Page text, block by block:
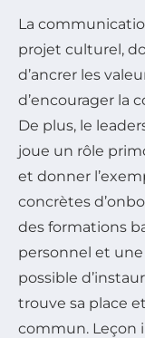
La
projet culturel,
d’ancrer les
d’encourager la
De plus, le
joue un rôle
et donner
concrètes
des formations
personnel et
possible
trouve sa place
commun. Leçon